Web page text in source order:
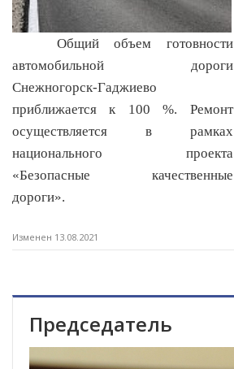
Общий объем готовности
автомобильной дороги
Снежногорск-Гаджиево
приближается к 100 %. Ремонт
осуществляется в рамках
национального проекта
«Безопасные качественные
дороги».
Изменен 13.08.2021
Председатель